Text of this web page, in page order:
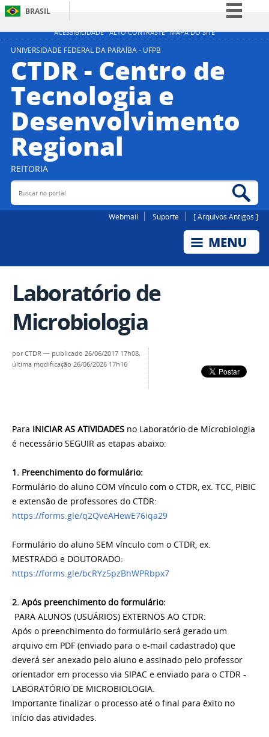
ACESSIBILIDADE ALTO CONTRASTE MAPA DO SITE
BRASIL
Simplifique!
Participe
Legislação
Canais
UNIVERSIDADE FEDERAL DA PARAÍBA - UFPB
CTDR - Centro de
Tecnologia e
Desenvolvimento
Regional
REITORIA
Buscar no portal
Webmail Suporte [ Arquivos Antigos ]
Laboratório de
Microbiologia
porCTDR — publicado 26/06/2017 17h08,
última modificação 26/06/2026 17h16
Para INICIAR AS ATIVIDADES no Laboratório de Microbiologia
é necessário SEGUIR as etapas abaixo:
1. Preenchimento do formulário:
Formulário do aluno COM vínculo com o CTDR, ex. TCC, PIBIC
e extensão de professores do CTDR:
https://forms.gle/q2QveAHewE76iqa29
Formulário do aluno SEM vínculo com o CTDR, ex.
MESTRADO e DOUTORADO:
https://forms.gle/bcRYz5pzBhWPRbpx7
2. Após preenchimento do formulário:
PARA ALUNOS (USUÁRIOS) EXTERNOS AO CTDR:
Após o preenchimento do formulário será gerado um
arquivo em PDF (enviado para o e-mail cadastrado) que
deverá ser anexado pelo aluno e assinado pelo professor
orientador em processo via SIPAC e enviado para o CTDR -
LABORATÓRIO DE MICROBIOLOGIA.
Importante finalizar o processo até o final para êxito no
início das atividades.